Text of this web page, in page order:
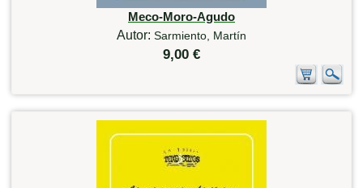
Meco-Moro-Agudo
Autor: Sarmiento, Martín
9,00 €